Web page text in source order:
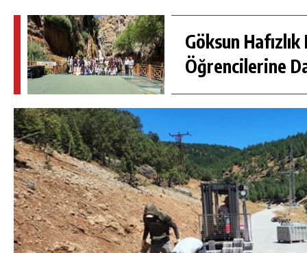
Göksun Hafızlık
Öğrencilerine